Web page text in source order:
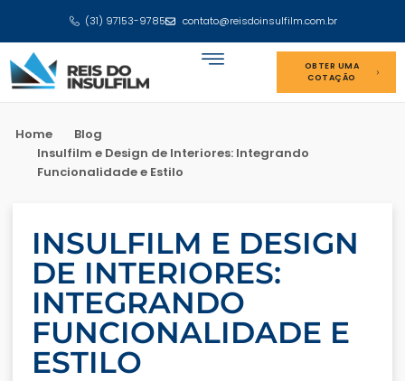
(31) 97153-9785 contato@reisdoinsulfilm.com.br
OBTER UMA
COTAÇÃO
Home
Blog
Insulfilm e Design de Interiores: Integrando
Funcionalidade e Estilo
INSULFILM E DESIGN
DE INTERIORES:
INTEGRANDO
FUNCIONALIDADE E
ESTILO